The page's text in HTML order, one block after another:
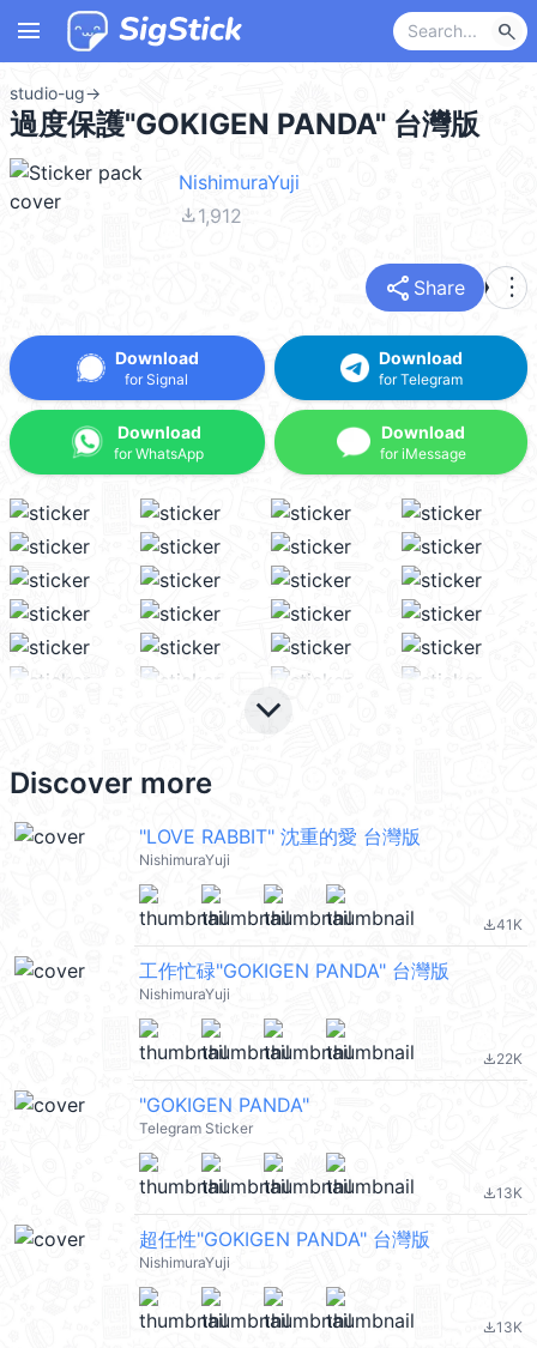
menu search
studio-ug→
過度保護"GOKIGEN PANDA" 台灣版
NishimuraYuji
file_download1,912
share Share more_vert
Download
for Signal
Download
for WhatsApp
Download
for Telegram
Download
for iMessage
keyboard_arrow_down
Discover more
"LOVE RABBIT" 沈重的愛 台灣版
NishimuraYuji
file_download41K
工作忙碌"GOKIGEN PANDA" 台灣版
NishimuraYuji
file_download22K
"GOKIGEN PANDA"
Telegram Sticker
file_download13K
超任性"GOKIGEN PANDA" 台灣版
NishimuraYuji
file_download13K